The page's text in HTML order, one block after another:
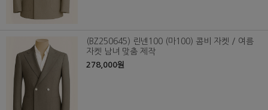
(BZ250645) 린넨100 (마100) 콤비 자켓 / 여름
자켓 남녀 맞춤 제작
278,000원